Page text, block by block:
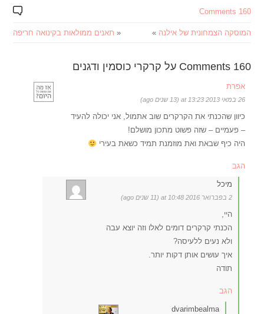
160 Comments
« תאנים ממולאות בקינואה חריפה המוסקה הצמחונית של אילנה »
160 Comments על קרקרי כוסמין ודגנים
אפרת
26 במאי 2013 at 13:23 (13 שנים ago)
כיוון שהכנתי את הקרקרים שוב אתמול, אני יכולה להעיד
– פעמיים – שזה פשוט מתכון מושלם!
היה כיף שבאת ואת מוזמנת תמיד כשאת בעירי
הגב
מיכל
2 בפברואר 2016 at 10:48 (11 שנים ago)
היי,
הכנתי קרקרים דומים לאלו וזה יוצא עבה
ולא נעים ללעיסה?
איך עושים אותן דקות יותר.
תודה
הגב
dvarimbealma